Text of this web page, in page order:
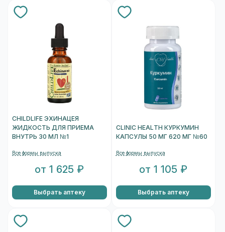
CHILDLIFE ЭХИНАЦЕЯ
ЖИДКОСТЬ ДЛЯ ПРИЕМА
ВНУТРЬ 30 МЛ №1
Все формы выпуска
от 1 625 ₽
Выбрать аптеку
CLINIC HEALTH КУРКУМИН
КАПСУЛЫ 50 МГ 620 МГ №60
Все формы выпуска
от 1 105 ₽
Выбрать аптеку